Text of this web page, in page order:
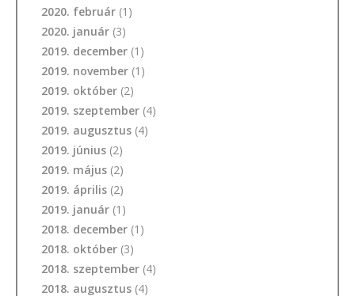
2020. február (1)
2020. január (3)
2019. december (1)
2019. november (1)
2019. október (2)
2019. szeptember (4)
2019. augusztus (4)
2019. június (2)
2019. május (2)
2019. április (2)
2019. január (1)
2018. december (1)
2018. október (3)
2018. szeptember (4)
2018. augusztus (4)